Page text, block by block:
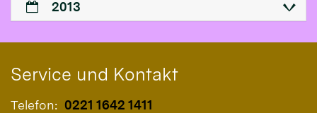
2013
Service und Kontakt
Telefon: 0221 1642 1411